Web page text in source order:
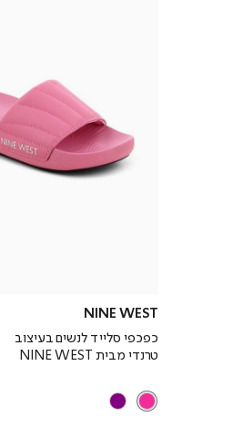
NINE WEST
כפכפי סלייד לנשים בעיצוב
טרנדי מבית NINE WEST